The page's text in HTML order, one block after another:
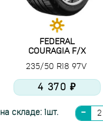
FEDERAL
COURAGIA F/X
235/50 R18 97V
4 370 ₽
на складе: 1шт.